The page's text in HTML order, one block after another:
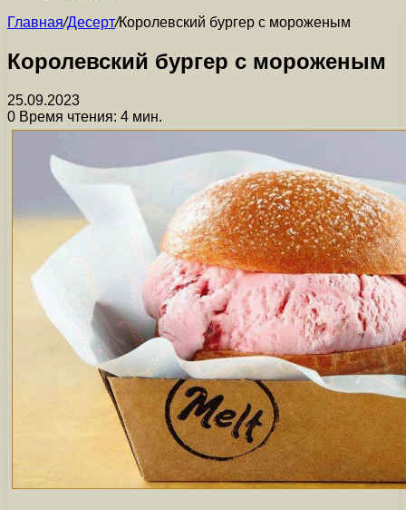
Главная/Десерт/Королевский бургер с мороженым
Королевский бургер с мороженым
25.09.2023
0 Время чтения: 4 мин.